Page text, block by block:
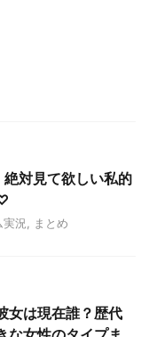
対見て欲しい私的
実況, まとめ
女は現在誰？歴代